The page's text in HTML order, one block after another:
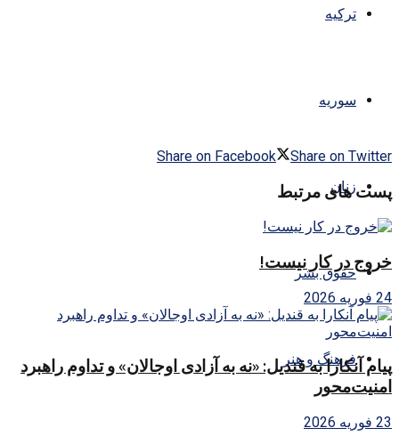
ترکیه
سوریه
زنان
حقوق بشر
فرهنگ و هنر
Share on Facebook Share on Twitter
پست های مرتبط
خروج در کار نیست!
24 فوریه 2026
پیام آنکارا به قندیل: «نه به آزادی اوجالان» و تداوم راهبرد
امنیت‌محور
23 فوریه 2026